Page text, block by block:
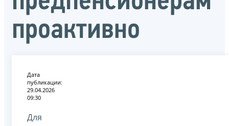
проактивно
Дата
публикации:
29.04.2026
09:30
Для